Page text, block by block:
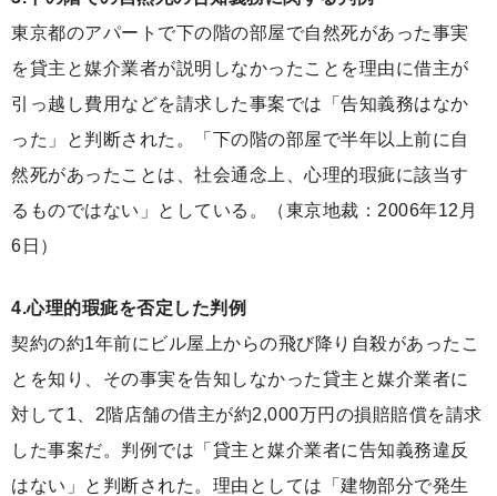
東京都のアパートで下の階の部屋で自然死があった事実
を貸主と媒介業者が説明しなかったことを理由に借主が
引っ越し費用などを請求した事案では「告知義務はなか
った」と判断された。「下の階の部屋で半年以上前に自
然死があったことは、社会通念上、心理的瑕疵に該当す
るものではない」としている。（東京地裁：2006年12月
6日）
4.心理的瑕疵を否定した判例
契約の約1年前にビル屋上からの飛び降り自殺があったこ
とを知り、その事実を告知しなかった貸主と媒介業者に
対して1、2階店舗の借主が約2,000万円の損賠賠償を請求
した事案だ。判例では「貸主と媒介業者に告知義務違反
はない」と判断された。理由としては「建物部分で発生